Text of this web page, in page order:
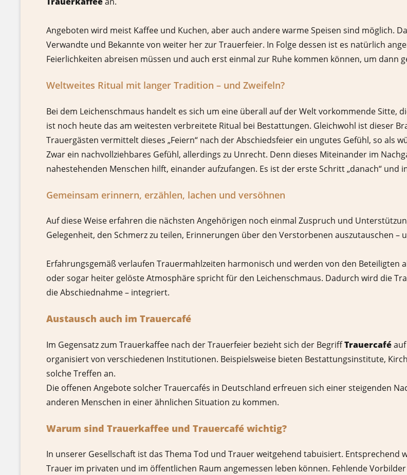
Angeboten wird meist Kaffee und Kuchen, aber auch andere warme Speisen sind möglich.
Verwandte und Bekannte von weiter her zur Trauerfeier. In Folge dessen ist es natürlich
Feierlichkeiten abreisen müssen und auch erst einmal zur Ruhe kommen können, um dann
Weltweites Ritual mit langer Tradition – und Zweifeln?
Bei dem Leichenschmaus handelt es sich um eine überall auf der Welt vorkommende Sitte,
ist noch heute das am weitesten verbreitete Ritual bei Bestattungen. Gleichwohl ist dieser
Trauergästen vermittelt dieses „Feiern“ nach der Abschiedsfeier ein ungutes Gefühl, so als
Zwar ein nachvollziehbares Gefühl, allerdings zu Unrecht. Denn dieses Miteinander im
nahestehenden Menschen hilft, einander aufzufangen. Es ist der erste Schritt „danach“ und
Gemeinsam erinnern, erzählen, lachen und versöhnen
Auf diese Weise erfahren die nächsten Angehörigen noch einmal Zuspruch und
Gelegenheit, den Schmerz zu teilen, Erinnerungen über den Verstorbenen auszutauschen –
Erfahrungsgemäß verlaufen Trauermahlzeiten harmonisch und werden von den
oder sogar heiter gelöste Atmosphäre spricht für den Leichenschmaus. Dadurch wird die
die Abschiednahme – integriert.
Austausch auch im Trauercafé
Im Gegensatz zum Trauerkaffee nach der Trauerfeier bezieht sich der BegriffTrauercafé
organisiert von verschiedenen Institutionen. Beispielsweise bieten Bestattungsinstitute,
solche Treffen an.
Die offenen Angebote solcher Trauercafés in Deutschland erfreuen sich einer steigenden
anderen Menschen in einer ähnlichen Situation zu kommen.
Warum sind Trauerkaffee und Trauercafé wichtig?
In unserer Gesellschaft ist das Thema Tod und Trauer weitgehend tabuisiert.
Trauer im privaten und im öffentlichen Raum angemessen leben können. Fehlende